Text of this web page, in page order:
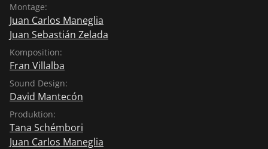
Montage:
Juan Carlos Maneglia
Juan Sebastián Zelada
Komposition:
Fran Villalba
Sound Design:
David Mantecón
Produktion:
Tana Schémbori
Juan Carlos Maneglia